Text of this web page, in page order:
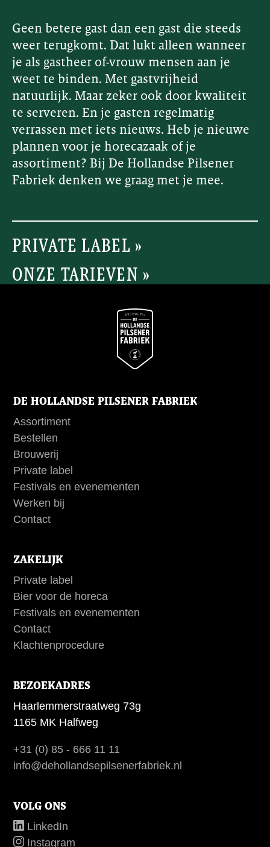
Geen betere gast dan een gast die steeds
weer terugkomt. Dat lukt alleen wanneer
je als gastheer of-vrouw mensen aan je
weet te binden. Met gastvrijheid
natuurlijk. Maar zeker ook door kwaliteit
te serveren. En je gasten regelmatig
verrassen met iets nieuws. Heb je nieuwe
plannen voor je horecazaak of je
assortiment? Bij De Hollandse Pilsener
Fabriek denken we graag met je mee.
PRIVATE LABEL »
ONZE TARIEVEN »
DE HOLLANDSE PILSENER FABRIEK
Assortiment
Bestellen
Brouwerij
Private label
Festivals en evenementen
Werken bij
Contact
ZAKELIJK
Private label
Bier voor de horeca
Festivals en evenementen
Contact
Klachtenprocedure
BEZOEKADRES
Haarlemmerstraatweg 73g
1165 MK Halfweg
+31 (0) 85 - 666 11 11
info@dehollandsepilsenerfabriek.nl
VOLG ONS
LinkedIn
Instagram